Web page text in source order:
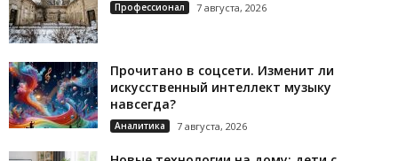
Профессионал 7 августа, 2026
Прочитано в соцсети. Изменит ли
искусственный интеллект музыку
навсегда?
Аналитика 7 августа, 2026